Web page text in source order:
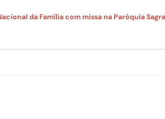
da Família com missa na Paróquia